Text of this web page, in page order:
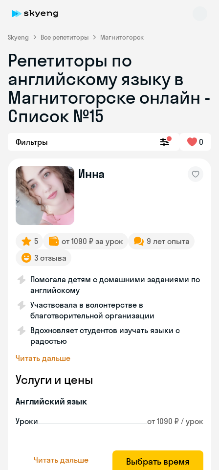
Skyeng Все репетиторы Магнитогорск
Репетиторы по
английскому языку в
Магнитогорске онлайн -
Список №15
Фильтры 0
Инна
5 от 1090 ₽ за урок
9 лет опыта
3 отзыва
Помогала детям с домашними заданиями по
английскому
Участвовала в волонтерстве в
благотворительной организации
Вдохновляет студентов изучать языки с
радостью
Читать дальше
Услуги и цены
Английский язык
Уроки от 1090 ₽ / урок
Читать дальше Выбрать время